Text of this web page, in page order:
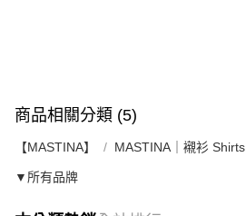
商品相關分類 (5)
【MASTINA】 MASTINA｜襯衫 Shirts
▼所有品牌